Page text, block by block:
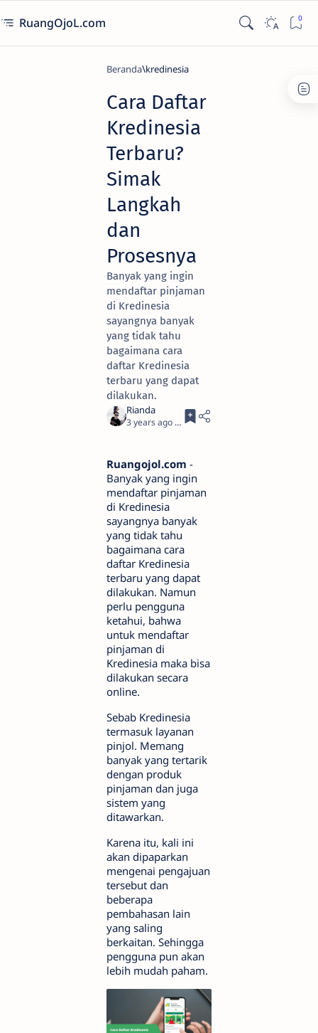
RuangOjoL.com
Beranda kredinesia
Cara Daftar
Kredinesia
Terbaru?
Simak
Langkah
dan
Prosesnya
Banyak yang ingin
mendaftar pinjaman
di Kredinesia
sayangnya banyak
yang tidak tahu
bagaimana cara
daftar Kredinesia
terbaru yang dapat
dilakukan.
3 years ago 5
Ruangojol.com -
Banyak yang ingin
mendaftar pinjaman
di Kredinesia
sayangnya banyak
yang tidak tahu
bagaimana cara
daftar Kredinesia
terbaru yang dapat
dilakukan. Namun
perlu pengguna
ketahui, bahwa
untuk mendaftar
pinjaman di
Kredinesia maka bisa
dilakukan secara
online.
Sebab Kredinesia
termasuk layanan
pinjol. Memang
banyak yang tertarik
dengan produk
pinjaman dan juga
sistem yang
ditawarkan.
Karena itu, kali ini
akan dipaparkan
mengenai pengajuan
tersebut dan
beberapa
pembahasan lain
yang saling
berkaitan. Sehingga
pengguna pun akan
lebih mudah paham.